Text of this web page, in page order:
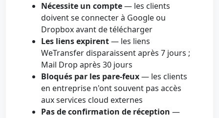
Nécessite un compte— les clients
doivent se connecter à Google ou
Dropbox avant de télécharger
Les liens expirent— les liens
WeTransfer disparaissent après 7 jours ;
Mail Drop après 30 jours
Bloqués par les pare-feux— les clients
en entreprise n'ont souvent pas accès
aux services cloud externes
Pas de confirmation de réception —